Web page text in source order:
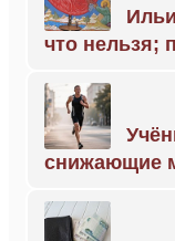
что нельзя;
снижающие